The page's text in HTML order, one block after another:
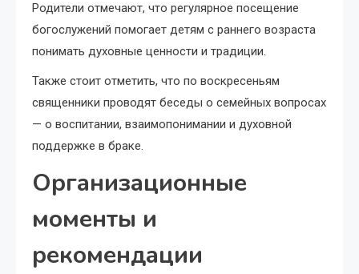
Родители отмечают, что регулярное посещение
богослужений помогает детям с раннего возраста
понимать духовные ценности и традиции.
Также стоит отметить, что по воскресеньям
священники проводят беседы о семейных вопросах
— о воспитании, взаимопонимании и духовной
поддержке в браке.
Организационные
моменты и
рекомендации